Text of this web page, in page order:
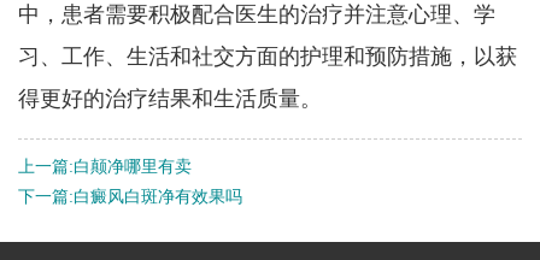
中，患者需要积极配合医生的治疗并注意心理、学
习、工作、生活和社交方面的护理和预防措施，以获
得更好的治疗结果和生活质量。
上一篇:白颠净哪里有卖
下一篇:白癜风白斑净有效果吗